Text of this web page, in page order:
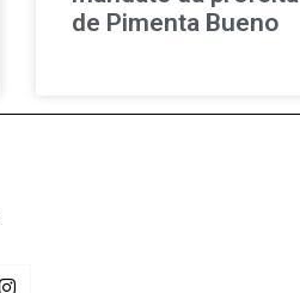
de Pimenta Bueno